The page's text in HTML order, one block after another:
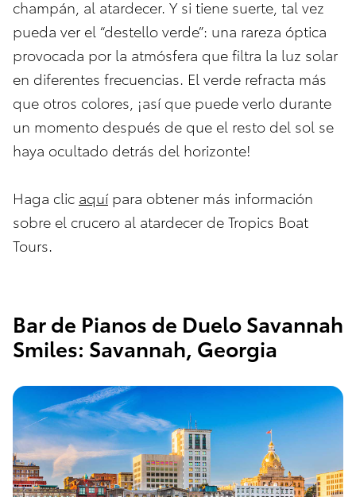
champán, al atardecer. Y si tiene suerte, tal vez
pueda ver el “destello verde”: una rareza óptica
provocada por la atmósfera que filtra la luz solar
en diferentes frecuencias. El verde refracta más
que otros colores, ¡así que puede verlo durante
un momento después de que el resto del sol se
haya ocultado detrás del horizonte!
Haga clic aquípara obtener más información
sobre el crucero al atardecer de Tropics Boat
Tours.
Bar de Pianos de Duelo Savannah
Smiles: Savannah, Georgia